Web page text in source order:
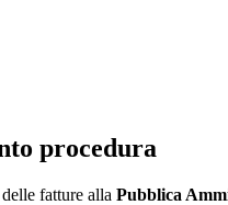
procedura
fatture alla Pubblica